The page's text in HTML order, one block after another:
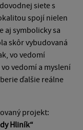
siete s
spojí nielen
aj symbolicky sa
skôr vybudovaná
vo vedomí
vedomí a myslení
ďalšie reálne
projekt:
Hliník“